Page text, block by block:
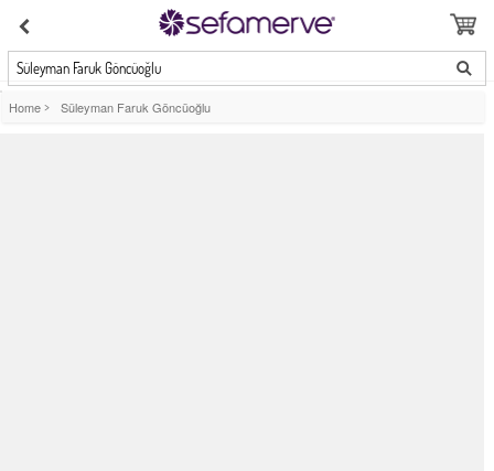
Süleyman Faruk Göncüoğlu
Home > Süleyman Faruk Göncüoğlu